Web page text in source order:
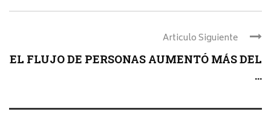
Articulo Siguiente
EL FLUJO DE PERSONAS AUMENTÓ MÁS DEL
...